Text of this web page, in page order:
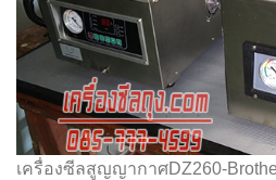
เครื่องซีลสูญญากาศDZ260-